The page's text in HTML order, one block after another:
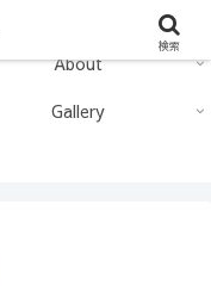
About
Gallery
検索